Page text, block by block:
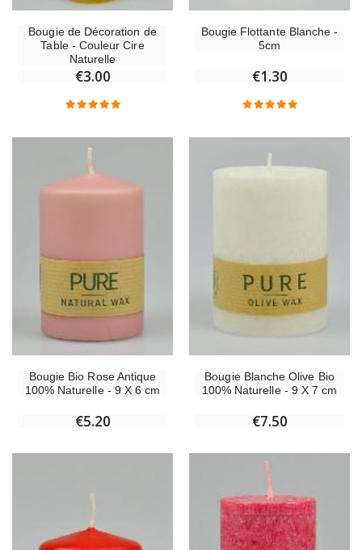
Bougie de Décoration de
Table - Couleur Cire
Naturelle
€3.00
Bougie Flottante Blanche -
5cm
€1.30
Bougie Bio Rose Antique
100% Naturelle - 9 X 6 cm
€5.20
Bougie Blanche Olive Bio
100% Naturelle - 9 X 7 cm
€7.50